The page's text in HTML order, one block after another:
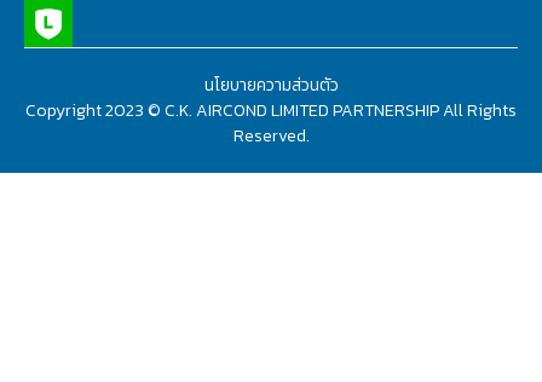
Copyright 2023 © C.K. AIRCOND LIMITED PARTNERSHIP All Rights
Reserved.
นโยบายความส่วนตัว